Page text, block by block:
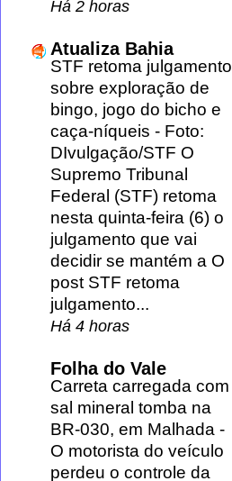
Há 2 horas
Atualiza Bahia
STF retoma julgamento
sobre exploração de
bingo, jogo do bicho e
caça-níqueis - Foto:
DIvulgação/STF O
Supremo Tribunal
Federal (STF) retoma
nesta quinta-feira (6) o
julgamento que vai
decidir se mantém a O
post STF retoma
julgamento...
Há 4 horas
Folha do Vale
Carreta carregada com
sal mineral tomba na
BR-030, em Malhada -
O motorista do veículo
perdeu o controle da